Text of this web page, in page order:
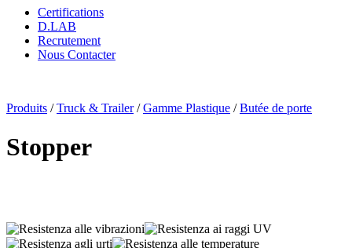
Certifications
D.LAB
Recrutement
Nous Contacter
Produits /Truck & Trailer/Gamme Plastique /Butée de porte
Stopper